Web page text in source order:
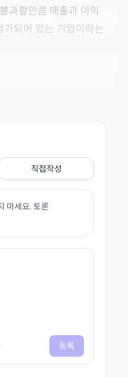
과할만큼 매출과 이익
되어 있는 기업이라는
직접작성
마세요. 토론
등록